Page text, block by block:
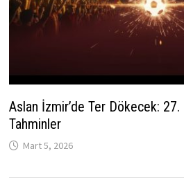
Aslan İzmir’de Ter Dökecek:
Tahminler
Mart 5, 2026